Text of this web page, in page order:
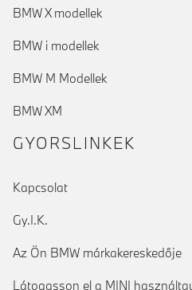
BMW X modellek
BMW i modellek
BMW M Modellek
BMW XM
GYORSLINKEK
Kapcsolat
Gy.I.K.
Az Ön BMW márkakereskedője
Látogasson el a MINI